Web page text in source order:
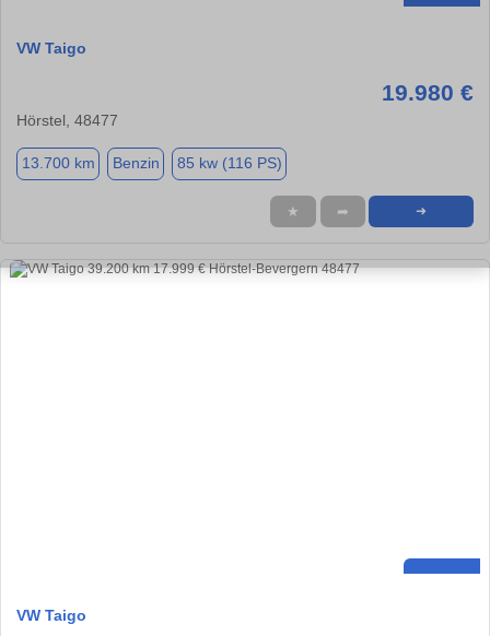
VW Taigo
19.980 €
Hörstel, 48477
13.700 km Benzin 85 kw (116 PS)
★ ➦ ➜
VW Taigo